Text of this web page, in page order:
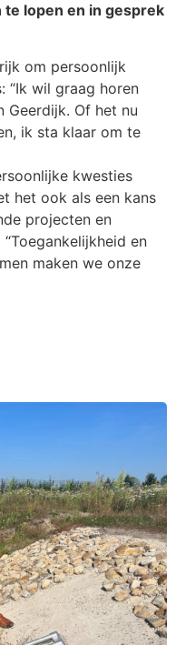
lopen en in gesprek
om persoonlijk
“Ik wil graag horen
Geerdijk. Of het nu
ik sta klaar om te
kwesties
het ook als een kans
projecten en
en
maken we onze